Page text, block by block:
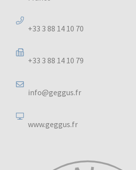
+33 3 88 14 10 70
+33 3 88 14 10 79
info@geggus.fr
www.geggus.fr